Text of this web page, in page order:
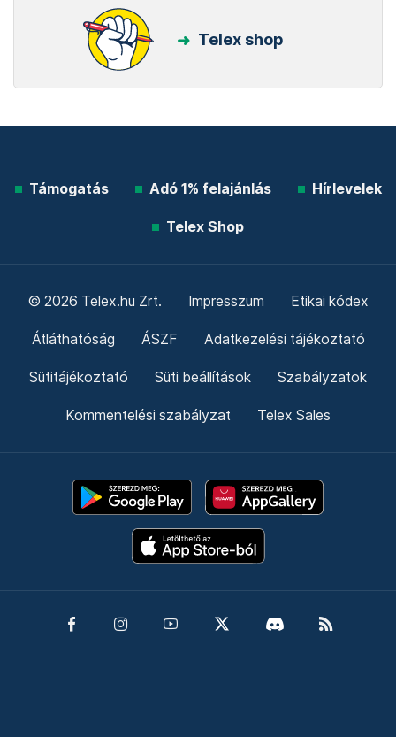
Telex shop
Támogatás Adó 1% felajánlás Hírlevelek
Telex Shop
© 2026 Telex.hu Zrt. Impresszum Etikai kódex
Átláthatóság ÁSZF Adatkezelési tájékoztató
Sütitájékoztató Süti beállítások Szabályzatok
Kommentelési szabályzat Telex Sales